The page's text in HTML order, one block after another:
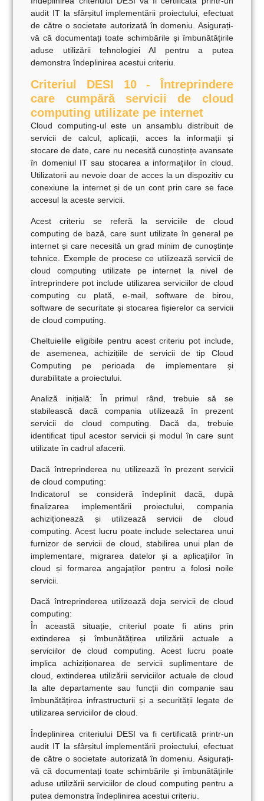
audit IT la sfârșitul implementării proiectului, efectuat
de către o societate autorizată în domeniu. Asigurați-
vă că documentați toate schimbările și îmbunătățirile
aduse utilizării tehnologiei AI pentru a putea
demonstra îndeplinirea acestui criteriu.
Criteriul DESI 10 - Întreprindere
care cumpără servicii de cloud
computing utilizate pe internet
Cloud computing-ul este un ansamblu distribuit de
servicii de calcul, aplicații, acces la informații și
stocare de date, care nu necesită cunoștințe avansate
în domeniul IT sau stocarea a informațiilor în cloud.
Utilizatorii au nevoie doar de acces la un dispozitiv cu
conexiune la internet și de un cont prin care se face
accesul la aceste servicii.
Acest criteriu se referă la serviciile de cloud
computing de bază, care sunt utilizate în general pe
internet și care necesită un grad minim de cunoștințe
tehnice. Exemple de procese ce utilizează servicii de
cloud computing utilizate pe internet la nivel de
întreprindere pot include utilizarea serviciilor de cloud
computing cu plată, e-mail, software de birou,
software de securitate și stocarea fișierelor ca servicii
de cloud computing.
Cheltuielile eligibile pentru acest criteriu pot include,
de asemenea, achizițiile de servicii de tip Cloud
Computing pe perioada de implementare și
durabilitate a proiectului.
Analiză inițială: În primul rând, trebuie să se
stabilească dacă compania utilizează în prezent
servicii de cloud computing. Dacă da, trebuie
identificat tipul acestor servicii și modul în care sunt
utilizate în cadrul afacerii.
Dacă întreprinderea nu utilizează în prezent servicii
de cloud computing:
Indicatorul se consideră îndeplinit dacă, după
finalizarea implementării proiectului, compania
achiziționează și utilizează servicii de cloud
computing. Acest lucru poate include selectarea unui
furnizor de servicii de cloud, stabilirea unui plan de
implementare, migrarea datelor și a aplicațiilor în
cloud și formarea angajaților pentru a folosi noile
servicii.
Dacă întreprinderea utilizează deja servicii de cloud
computing:
În această situație, criteriul poate fi atins prin
extinderea și îmbunătățirea utilizării actuale a
serviciilor de cloud computing. Acest lucru poate
implica achiziționarea de servicii suplimentare de
cloud, extinderea utilizării serviciilor actuale de cloud
la alte departamente sau funcții din companie sau
îmbunătățirea infrastructurii și a securității legate de
utilizarea serviciilor de cloud.
Îndeplinirea criteriului DESI va fi certificată printr-un
audit IT la sfârșitul implementării proiectului, efectuat
de către o societate autorizată în domeniu. Asigurați-
vă că documentați toate schimbările și îmbunătățirile
aduse utilizării serviciilor de cloud computing pentru a
putea demonstra îndeplinirea acestui criteriu.